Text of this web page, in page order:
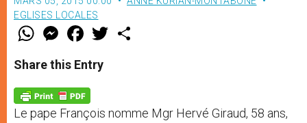
EGLISES LOCALES
W
t
s
p
p
M
e
s
e
g
e
r
F
a
e
b
o
k
w
Share this Entry
Le pape François nomme Mgr Hervé Giraud, 58 ans,